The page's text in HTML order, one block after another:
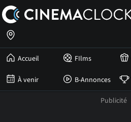
Accueil FIlms
À venir B-Annonces